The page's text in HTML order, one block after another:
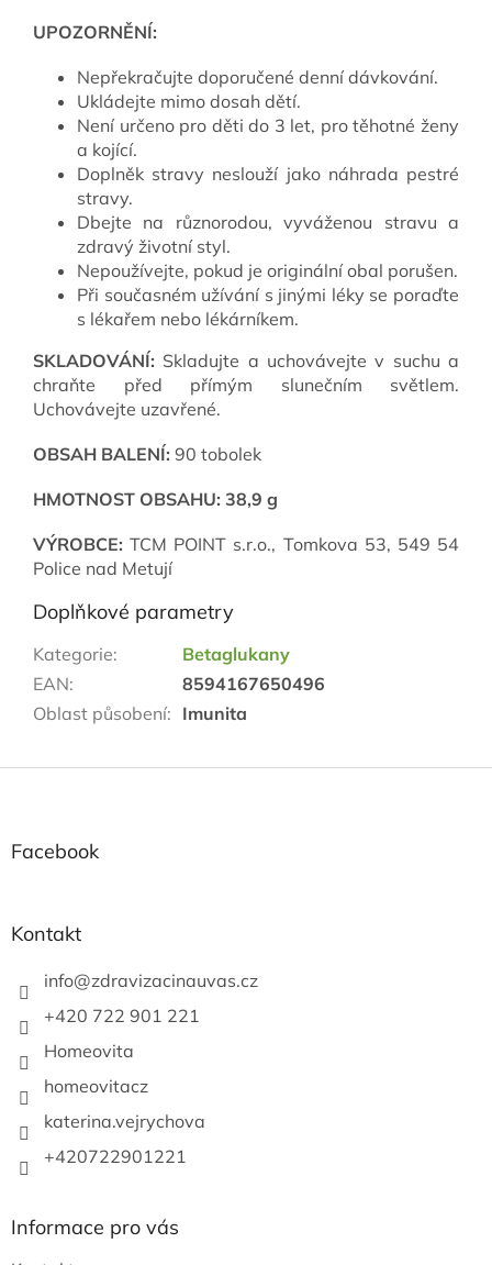
UPOZORNĚNÍ:
Nepřekračujte doporučené denní dávkování.
Ukládejte mimo dosah dětí.
Není určeno pro děti do 3 let, pro těhotné ženy
a kojící.
Doplněk stravy neslouží jako náhrada pestré
stravy.
Dbejte na různorodou, vyváženou stravu a
zdravý životní styl.
Nepoužívejte, pokud je originální obal porušen.
Při současném užívání s jinými léky se poraďte
s lékařem nebo lékárníkem.
SKLADOVÁNÍ: Skladujte a uchovávejte v suchu a
chraňte před přímým slunečním světlem.
Uchovávejte uzavřené.
OBSAH BALENÍ: 90 tobolek
HMOTNOST OBSAHU: 38,9 g
VÝROBCE: TCM POINT s.r.o., Tomkova 53, 549 54
Police nad Metují
Doplňkové parametry
Kategorie:
Betaglukany
EAN:
8594167650496
Oblast působení: Imunita
Facebook
Kontakt
info@zdravizacinauvas.cz
+420 722 901 221
Homeovita
homeovitacz
katerina.vejrychova
+420722901221
Informace pro vás